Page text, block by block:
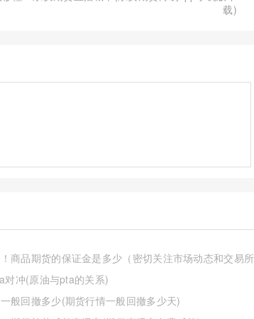
载)
商品期货的保证金是多少（密切关注市场动态和交易所
对冲(原油与pta的关系)
般回撤多少(期货行情一般回撤多少天)